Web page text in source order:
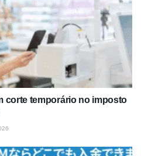
corte temporário no imposto